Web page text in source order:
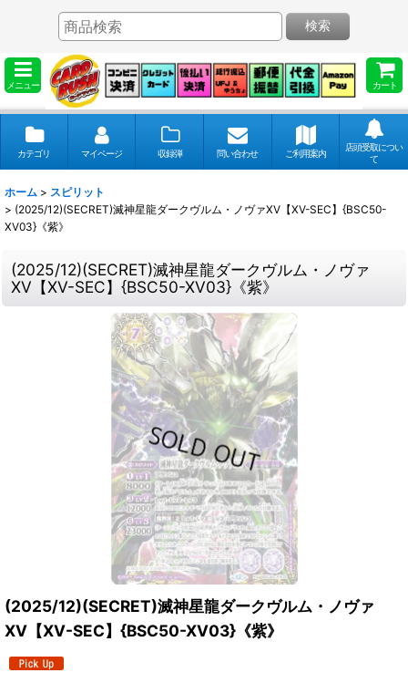
メニュー カート
検索
カテゴリ マイページ 収録弾 問い合わせ ご利用案内
店頭受取につい
て
ホーム > スピリット
> (2025/12)(SECRET)滅神星龍ダークヴルム・ノヴァXV【XV-SEC】{BSC50-
XV03}《紫》
(2025/12)(SECRET)滅神星龍ダークヴルム・ノヴァ
XV【XV-SEC】{BSC50-XV03}《紫》
(2025/12)(SECRET)滅神星龍ダークヴルム・ノヴァ
XV【XV-SEC】{BSC50-XV03}《紫》